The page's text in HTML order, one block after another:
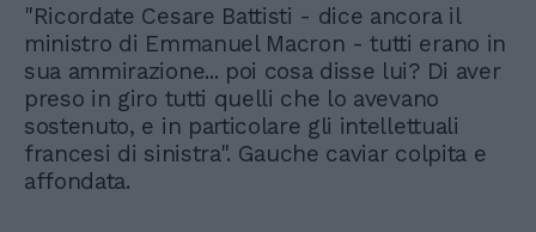
"Ricordate Cesare Battisti - dice ancora il
ministro di Emmanuel Macron - tutti erano in
sua ammirazione... poi cosa disse lui? Di aver
preso in giro tutti quelli che lo avevano
sostenuto, e in particolare gli intellettuali
francesi di sinistra". Gauche caviar colpita e
affondata.